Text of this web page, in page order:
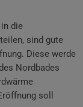
die
sind gute
Diese werde
Nordbades
soll